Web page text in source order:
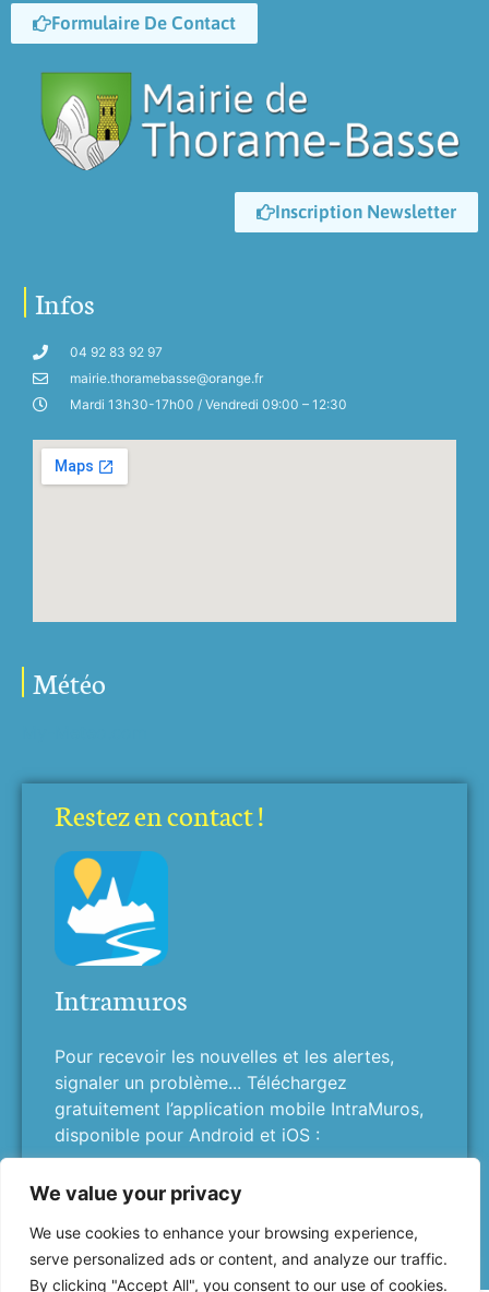
We value your privacy
We use cookies to enhance your browsing experience,
serve personalized ads or content, and analyze our traffic.
By clicking "Accept All", you consent to our use of cookies.
Formulaire De Contact
Inscription Newsletter
Infos
04 92 83 92 97
mairie.thoramebasse@orange.fr
Mardi 13h30-17h00 / Vendredi 09:00 – 12:30
Météo
Restez en contact !
Intramuros
Pour recevoir les nouvelles et les alertes,
signaler un problème... Téléchargez
gratuitement l’application mobile IntraMuros,
disponible pour Android et iOS :